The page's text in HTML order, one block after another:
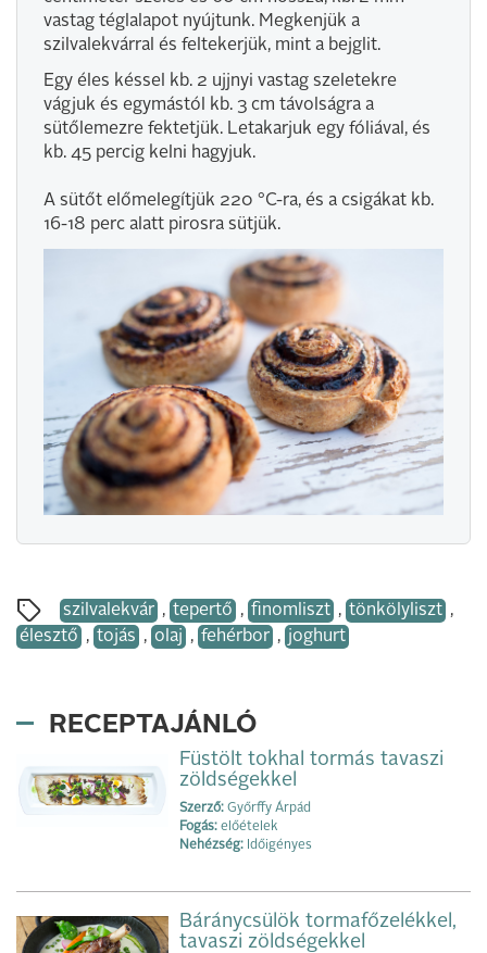
vastag téglalapot nyújtunk. Megkenjük a
szilvalekvárral és feltekerjük, mint a bejglit.
Egy éles késsel kb. 2 ujjnyi vastag szeletekre
vágjuk és egymástól kb. 3 cm távolságra a
sütőlemezre fektetjük. Letakarjuk egy fóliával, és
kb. 45 percig kelni hagyjuk.
A sütőt előmelegítjük 220 °C-ra, és a csigákat kb.
16-18 perc alatt pirosra sütjük.
szilvalekvár , tepertő , finomliszt , tönkölyliszt ,
élesztő , tojás , olaj , fehérbor , joghurt
RECEPTAJÁNLÓ
Füstölt tokhal tormás tavaszi
zöldségekkel
Szerző: Győrffy Árpád
Fogás: előételek
Nehézség: Időigényes
Báránycsülök tormafőzelékkel,
tavaszi zöldségekkel